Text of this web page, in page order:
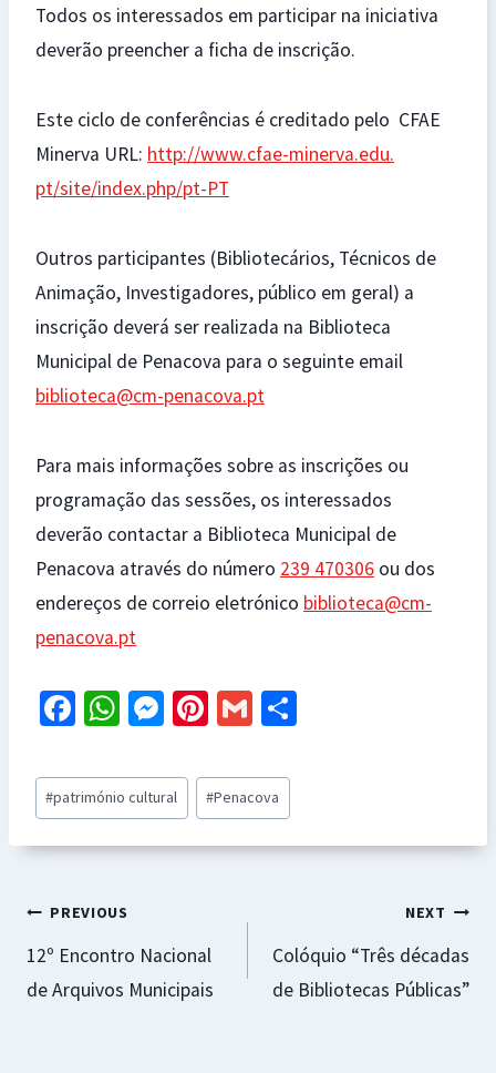
Todos os interessados em participar na iniciativa
deverão preencher a ficha de inscrição.
Este ciclo de conferências é creditado pelo CFAE
Minerva URL: http://www.cfae-minerva.edu.
pt/site/index.php/pt-PT
Outros participantes (Bibliotecários, Técnicos de
Animação, Investigadores, público em geral) a
inscrição deverá ser realizada na Biblioteca
Municipal de Penacova para o seguinte email
biblioteca@cm-penacova.pt
Para mais informações sobre as inscrições ou
programação das sessões, os interessados
deverão contactar a Biblioteca Municipal de
Penacova através do número 239 470306 ou dos
endereços de correio eletrónico biblioteca@cm-
penacova.pt
Fa
b
o
o
W
at
sA
p
M
se
n
ge
Pi
er
es
t
G
ai
l
Post
Tags:
#património cultural #Penacova
Navegação
de
PREVIOUS
12º Encontro Nacional
de Arquivos Municipais
NEXT
Colóquio “Três décadas
de Bibliotecas Públicas”